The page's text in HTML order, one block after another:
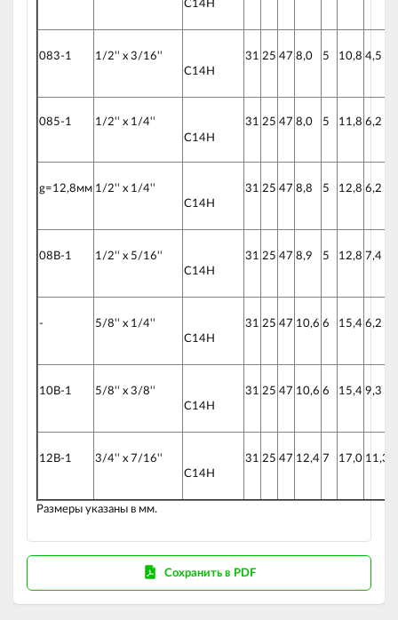
C14H
083-1
1/2‘‘ x 3/16‘‘
C14H
31 25 47 8,0 5 10,8 4,5
085-1
1/2‘‘ x 1/4‘‘
C14H
31 25 47 8,0 5 11,8 6,2
g=12,8мм 1/2‘‘ x 1/4‘‘
C14H
31 25 47 8,8 5 12,8 6,2
08B-1
1/2‘‘ x 5/16‘‘
C14H
31 25 47 8,9 5 12,8 7,4
-
5/8‘‘ x 1/4‘‘
C14H
31 25 47 10,6 6 15,4 6,2
10B-1
5/8‘‘ x 3/8‘‘
C14H
31 25 47 10,6 6 15,4 9,3
12B-1
3/4‘‘ x 7/16‘‘
C14H
31 25 47 12,4 7 17,0 11,3
Размеры указаны в мм.
Сохранить в PDF